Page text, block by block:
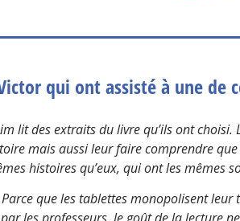
qui ont assisté à une de
lit des extraits du livre qu’ils ont
mais aussi leur faire comprendre
histoires qu’eux, qui ont les mêmes
que les tablettes monopolisent leur